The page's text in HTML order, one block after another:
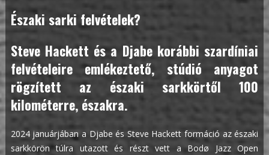
Északi sarki felvételek?
Steve Hackett és a Djabe korábbi szardíniai
felvételeire emlékeztető, stúdió anyagot
rögzített az északi sarkkörtől 100
kilométerre, északra.
2024 januárjában a Djabe és Steve Hackett formáció az északi
sarkkörön túlra utazott és részt vett a Bodø Jazz Open